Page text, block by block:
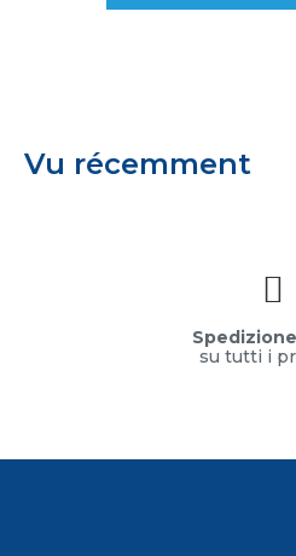
Vu récemment
su tutti i